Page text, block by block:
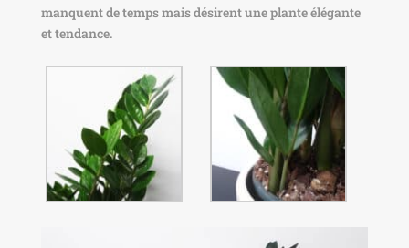
manquent de temps mais désirent une plante élégante
et tendance.